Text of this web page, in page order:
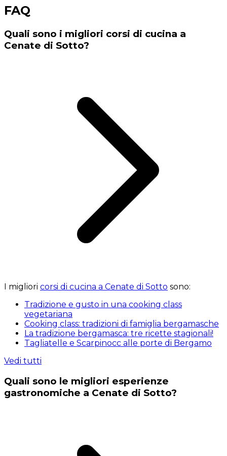
FAQ
Quali sono i migliori corsi di cucina a
Cenate di Sotto?
I migliori corsi di cucina a Cenate di Sotto sono:
Tradizione e gusto in una cooking class
vegetariana
Cooking class: tradizioni di famiglia bergamasche
La tradizione bergamasca: tre ricette stagionali!
Tagliatelle e Scarpinocc alle porte di Bergamo
Vedi tutti
Quali sono le migliori esperienze
gastronomiche a Cenate di Sotto?